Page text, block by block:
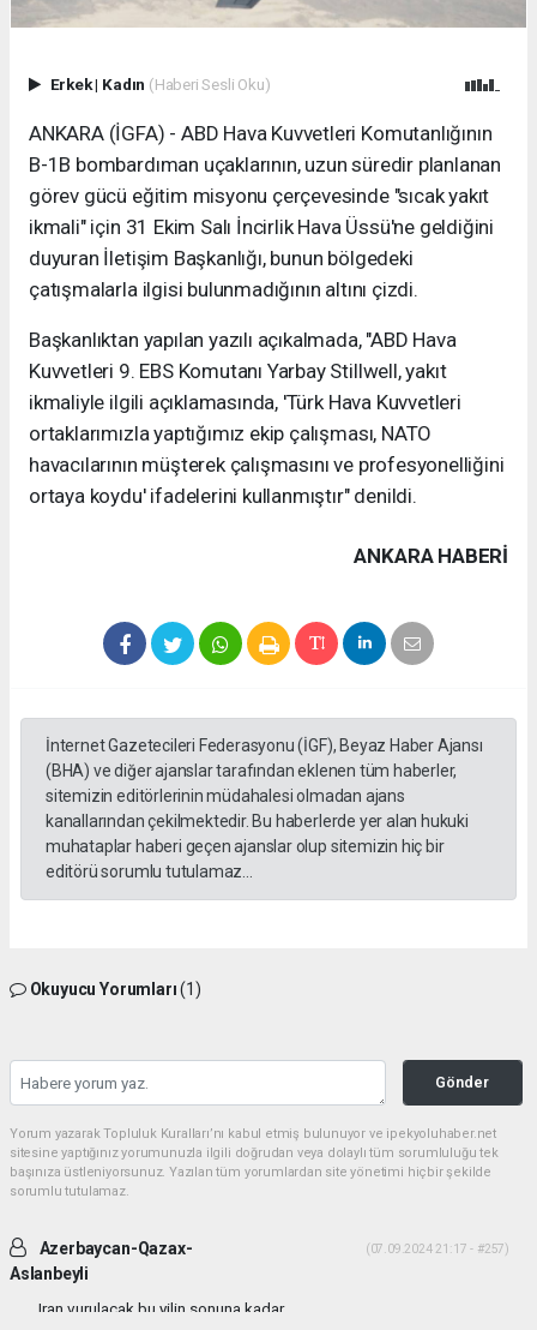
Erkek| Kadın (Haberi Sesli Oku)
ANKARA (İGFA) - ABD Hava Kuvvetleri Komutanlığının
B-1B bombardıman uçaklarının, uzun süredir planlanan
görev gücü eğitim misyonu çerçevesinde "sıcak yakıt
ikmali" için 31 Ekim Salı İncirlik Hava Üssü'ne geldiğini
duyuran İletişim Başkanlığı, bunun bölgedeki
çatışmalarla ilgisi bulunmadığının altını çizdi.
Başkanlıktan yapılan yazılı açıkalmada, "ABD Hava
Kuvvetleri 9. EBS Komutanı Yarbay Stillwell, yakıt
ikmaliyle ilgili açıklamasında, 'Türk Hava Kuvvetleri
ortaklarımızla yaptığımız ekip çalışması, NATO
havacılarının müşterek çalışmasını ve profesyonelliğini
ortaya koydu' ifadelerini kullanmıştır" denildi.
ANKARA HABERİ
İnternet Gazetecileri Federasyonu (İGF), Beyaz Haber Ajansı
(BHA) ve diğer ajanslar tarafından eklenen tüm haberler,
sitemizin editörlerinin müdahalesi olmadan ajans
kanallarından çekilmektedir. Bu haberlerde yer alan hukuki
muhataplar haberi geçen ajanslar olup sitemizin hiç bir
editörü sorumlu tutulamaz...
Okuyucu Yorumları(1)
Gönder
Yorum yazarak Topluluk Kuralları’nı kabul etmiş bulunuyor ve ipekyoluhaber.net
sitesine yaptığınız yorumunuzla ilgili doğrudan veya dolaylı tüm sorumluluğu tek
başınıza üstleniyorsunuz. Yazılan tüm yorumlardan site yönetimi hiçbir şekilde
sorumlu tutulamaz.
Azerbaycan-Qazax-
Aslanbeyli
(07.09.2024 21:17 - #257)
Iran vurulacak bu yilin sonuna kadar...